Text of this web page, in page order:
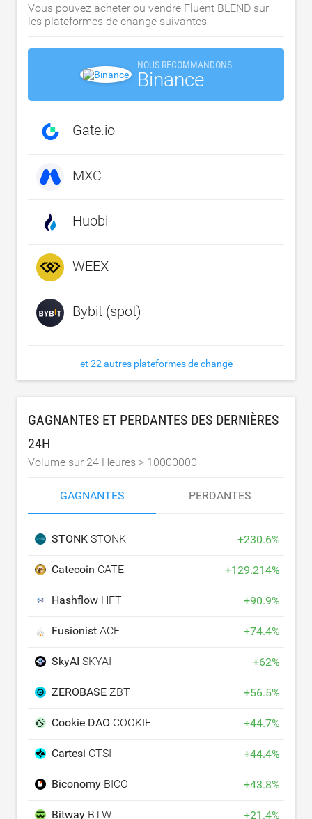
Vous pouvez acheter ou vendre Fluent BLEND sur
les plateformes de change suivantes
NOUS RECOMMANDONS
Binance
Gate.io
MXC
Huobi
WEEX
Bybit (spot)
et 22 autres plateformes de change
GAGNANTES ET PERDANTES DES DERNIÈRES
24H
Volume sur 24 Heures > 10000000
GAGNANTES PERDANTES
STONK STONK +230.6%
Catecoin CATE +129.214%
Hashflow HFT +90.9%
Fusionist ACE +74.4%
SkyAI SKYAI +62%
ZEROBASE ZBT +56.5%
Cookie DAO COOKIE +44.7%
Cartesi CTSI +44.4%
Biconomy BICO +43.8%
Bitway BTW +21.4%